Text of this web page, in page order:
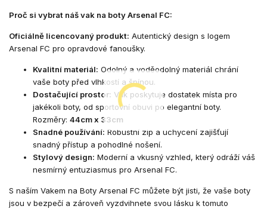
Proč si vybrat náš vak na boty Arsenal FC:
Oficiálně licencovaný produkt: Autentický design s logem
Arsenal FC pro opravdové fanoušky.
Kvalitní materiál: Odolný a voděodolný materiál chrání
vaše boty před vlhkostí a špínou.
Dostačující prostor: Vak poskytuje dostatek místa pro
jakékoli boty, od sportovní obuvi po elegantní boty.
Rozměry: 44cm x 33cm
Snadné používání: Robustní zip a uchycení zajišťují
snadný přístup a pohodlné nošení.
Stylový design: Moderní a vkusný vzhled, který odráží váš
nesmírný entuziasmus pro Arsenal FC.
S naším Vakem na Boty Arsenal FC můžete být jisti, že vaše boty
jsou v bezpečí a zároveň vyzdvihnete svou lásku k tomuto